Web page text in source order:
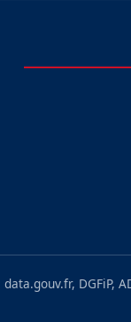
DGFiP,